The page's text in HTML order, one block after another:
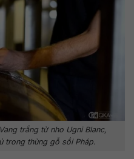
trắng từ nho Ugni Blanc,
trong thùng gỗ sồi Pháp.